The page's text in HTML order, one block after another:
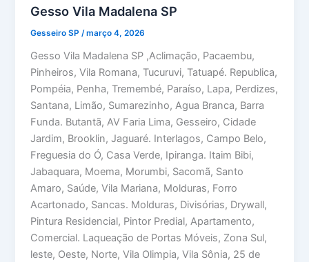
Gesso Vila Madalena SP
Gesseiro SP/março 4, 2026
Gesso Vila Madalena SP ,Aclimação, Pacaembu,
Pinheiros, Vila Romana, Tucuruvi, Tatuapé. Republica,
Pompéia, Penha, Tremembé, Paraíso, Lapa, Perdizes,
Santana, Limão, Sumarezinho, Agua Branca, Barra
Funda. Butantã, AV Faria Lima, Gesseiro, Cidade
Jardim, Brooklin, Jaguaré. Interlagos, Campo Belo,
Freguesia do Ó, Casa Verde, Ipiranga. Itaim Bibi,
Jabaquara, Moema, Morumbi, Sacomã, Santo
Amaro, Saúde, Vila Mariana, Molduras, Forro
Acartonado, Sancas. Molduras, Divisórias, Drywall,
Pintura Residencial, Pintor Predial, Apartamento,
Comercial. Laqueação de Portas Móveis, Zona Sul,
leste, Oeste, Norte, Vila Olimpia, Vila Sônia, 25 de